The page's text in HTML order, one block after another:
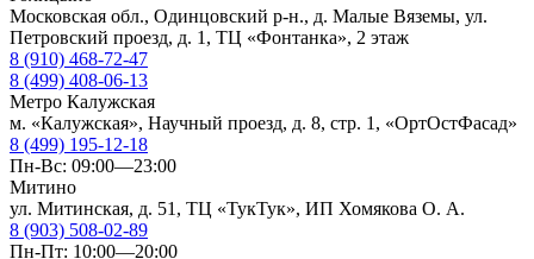
Московская обл., Одинцовский р-н., д. Малые Вяземы, ул.
Петровский проезд, д. 1, ТЦ «Фонтанка», 2 этаж
8 (910) 468-72-47
8 (499) 408-06-13
Метро Калужская
м. «Калужская», Научный проезд, д. 8, стр. 1, «ОртОстФасад»
8 (499) 195-12-18
Пн-Вс: 09:00—23:00
Митино
ул. Митинская, д. 51, ТЦ «ТукТук», ИП Хомякова О. А.
8 (903) 508-02-89
Пн-Пт: 10:00—20:00